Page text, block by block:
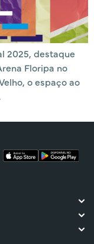
2025, destaque
Floripa no
o espaço ao